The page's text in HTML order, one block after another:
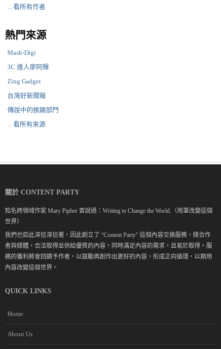
... 看所有作者
熱門來源
Mash-Digi
3C 達人廖阿輝
Zing Gadget
台灣好新聞報
傳說中的挨踢部門
... 看所有來源
關於 CONTENT PARTY
知名跨領域作家 Mary Pipher 曾說過：Writing to Change the World.（用筆改變這個
世界）
我們也如此深信深信著，因此創立了 “Content Party" 這個內容交換服務，媒合作
者與媒體，合法取得並供給優質的內容，同時滿足內容的需求，且易於取得。服
務的獲利將會回饋予作者，以鼓勵再創作出更好的內容，形成正向循環，以期用
內容改變這個世界。
QUICK LINKS
Home
About Us